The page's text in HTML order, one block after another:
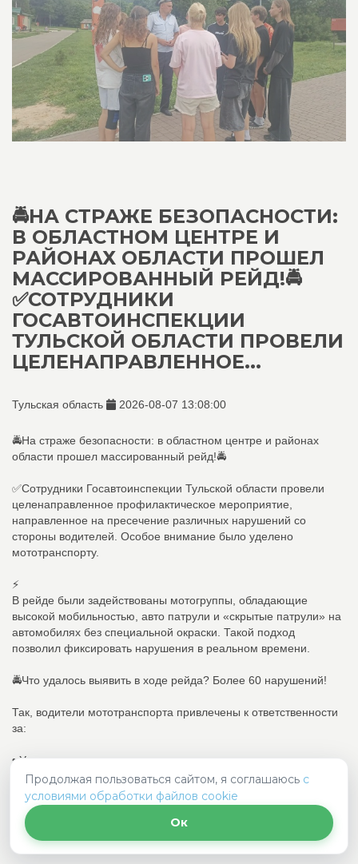
🚔НА СТРАЖЕ БЕЗОПАСНОСТИ:
В ОБЛАСТНОМ ЦЕНТРЕ И
РАЙОНАХ ОБЛАСТИ ПРОШЕЛ
МАССИРОВАННЫЙ РЕЙД!🚔
✅СОТРУДНИКИ
ГОСАВТОИНСПЕКЦИИ
ТУЛЬСКОЙ ОБЛАСТИ ПРОВЕЛИ
ЦЕЛЕНАПРАВЛЕННОЕ...
Тульская область 2026-08-07 13:08:00
🚔На страже безопасности: в областном центре и районах
области прошел массированный рейд!🚔
✅Сотрудники Госавтоинспекции Тульской области провели
целенаправленное профилактическое мероприятие,
направленное на пресечение различных нарушений со
стороны водителей. Особое внимание было уделено
мототранспорту.
⚡️
В рейде были задействованы мотогруппы, обладающие
высокой мобильностью, авто патрули и «скрытые патрули» на
автомобилях без специальной окраски. Такой подход
позволил фиксировать нарушения в реальном времени.
🚔Что удалось выявить в ходе рейда? Более 60 нарушений!
Так, водители мототранспорта привлечены к ответственности
за:
• Управление транспортным средством, не
зарегистрированным в установленном порядке - 4 водителя;
• Управление транспортным средством водителем, не
имеющим при себе документов, предусмотренных ПДД - 2
водителя;
Продолжая пользоваться сайтом, я соглашаюсь с
условиями обработки файлов cookie
Ок